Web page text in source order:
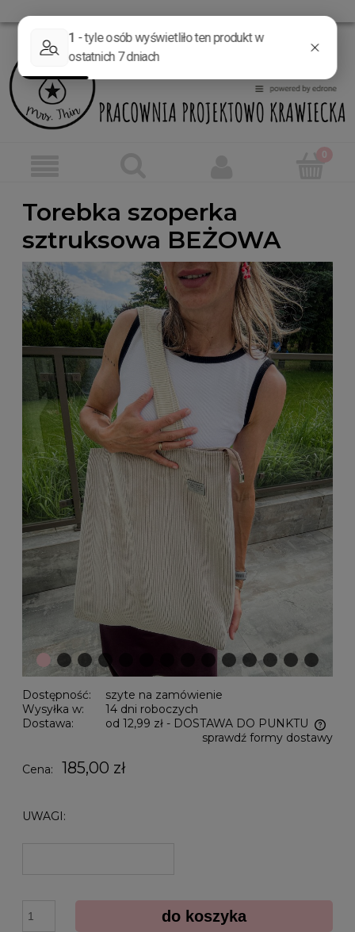
Torebka szoperka
sztruksowa BEŻOWA
Dostępność:
szyte na zamówienie
Wysyłka w:
14 dni roboczych
Dostawa:
od 12,99 zł - DOSTAWA DO PUNKTU
Cena nie zawiera ewentualnych kosztów płatności
sprawdź formy dostawy
Cena: 185,00 zł
UWAGI:
do koszyka